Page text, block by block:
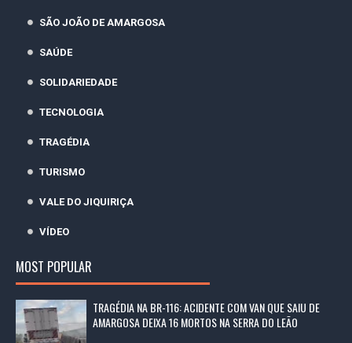
SÃO JOÃO DE AMARGOSA
SAÚDE
SOLIDARIEDADE
TECNOLOGIA
TRAGÉDIA
TURISMO
VALE DO JIQUIRIÇA
VÍDEO
MOST POPULAR
TRAGÉDIA NA BR-116: ACIDENTE COM VAN QUE SAIU DE
AMARGOSA DEIXA 16 MORTOS NA SERRA DO LEÃO